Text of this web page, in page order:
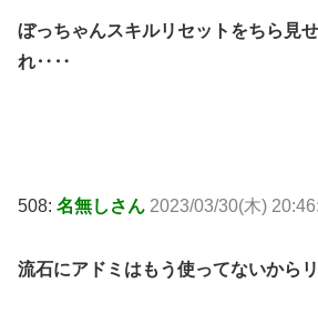
ぼっちゃんスキルリセットをちら見
れ‥‥
508: 名無しさん 2023/03/30(木)
流石にアドミはもう使ってないから